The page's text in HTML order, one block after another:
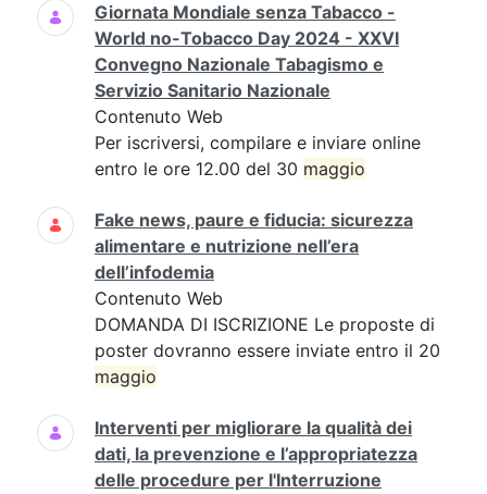
Giornata Mondiale senza Tabacco -
World no-Tobacco Day 2024 - XXVI
Convegno Nazionale Tabagismo e
Servizio Sanitario Nazionale
Contenuto Web
Per iscriversi, compilare e inviare online
entro le ore 12.00 del 30 maggio
Fake news, paure e fiducia: sicurezza
alimentare e nutrizione nell’era
dell’infodemia
Contenuto Web
DOMANDA DI ISCRIZIONE Le proposte di
poster dovranno essere inviate entro il 20
maggio
Interventi per migliorare la qualità dei
dati, la prevenzione e l’appropriatezza
delle procedure per l'Interruzione